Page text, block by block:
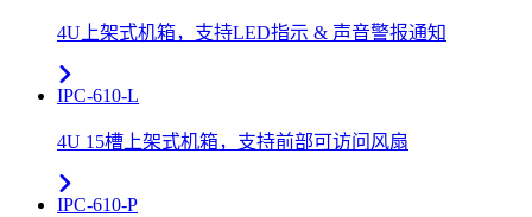
4U上架式机箱，支持LED指示 & 声音警报通知
IPC-610-L
4U 15槽上架式机箱，支持前部可访问风扇
IPC-610-P